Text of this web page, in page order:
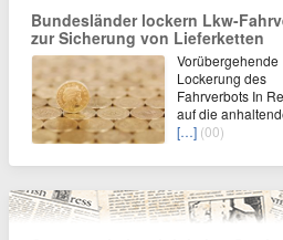
Bundesländer lockern Lkw-
zur Sicherung von Lieferketten
Vorübergehende
Lockerung des
Fahrverbots In
auf die
[…] (00)